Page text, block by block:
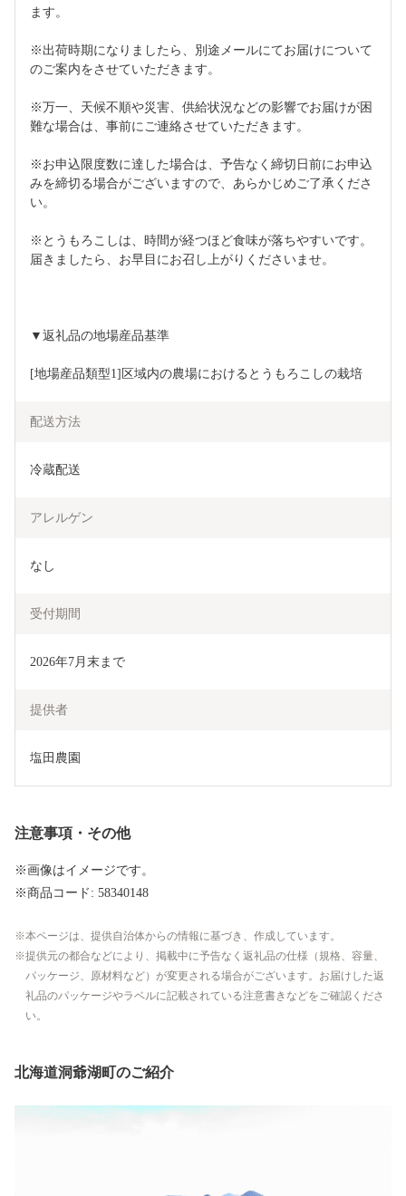
ます。
※出荷時期になりましたら、別途メールにてお届けについて
のご案内をさせていただきます。
※万一、天候不順や災害、供給状況などの影響でお届けが困
難な場合は、事前にご連絡させていただきます。
※お申込限度数に達した場合は、予告なく締切日前にお申込
みを締切る場合がございますので、あらかじめご了承くださ
い。
※とうもろこしは、時間が経つほど食味が落ちやすいです。
届きましたら、お早目にお召し上がりくださいませ。
▼返礼品の地場産品基準
[地場産品類型1]区域内の農場におけるとうもろこしの栽培
配送方法
冷蔵配送
アレルゲン
なし
受付期間
2026年7月末まで
提供者
塩田農園
注意事項・その他
※画像はイメージです。
※商品コード: 58340148
本ページは、提供自治体からの情報に基づき、作成しています。
提供元の都合などにより、掲載中に予告なく返礼品の仕様（規格、容量、
パッケージ、原材料など）が変更される場合がございます。お届けした返
礼品のパッケージやラベルに記載されている注意書きなどをご確認くださ
い。
北海道洞爺湖町のご紹介